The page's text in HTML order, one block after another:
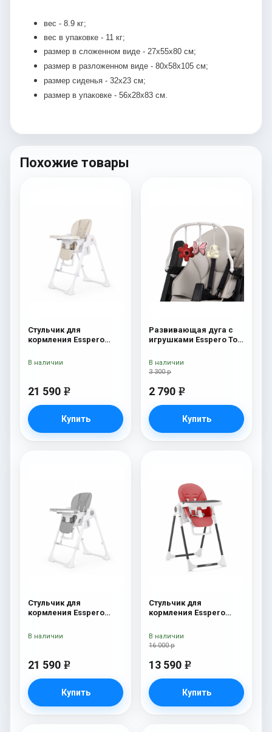
вес - 8.9 кг;
вес в упаковке - 11 кг;
размер в сложенном виде - 27х55х80 см;
размер в разложенном виде - 80х58х105 см;
размер сиденья - 32х23 см;
размер в упаковке - 56х28х83 см.
Похожие товары
Стульчик для
кормления Esspero
21 590 e
Купить
В наличии
Развивающая дуга с
игрушками Esspero Toy
Butterfly
3 300 р
2 790 e
Купить
В наличии
Стульчик для
кормления Esspero
21 590 e
Купить
В наличии
Стульчик для
кормления Esspero
16 000 р
13 590 e
Купить
В наличии